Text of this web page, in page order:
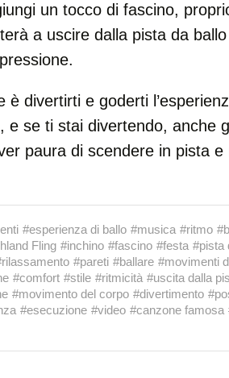
un tocco di fascino,
a uscire dalla pista da
è divertirti e goderti
e se ti stai divertendo, anche
paura di scendere in pista
#esperienza di ballo #musica #ritmo
Fling #inchino #fascino #festa #pista
#pareti #ballare #movimenti
#comfort #stile #ritmicità #uscita dalla
#movimento del corpo #divertimento
#esecuzione #video #canzone famosa